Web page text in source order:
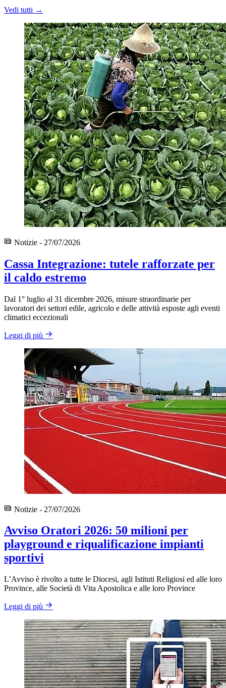
Vedi tutti →
Notizie - 27/07/2026
Cassa Integrazione: tutele rafforzate per
il caldo estremo
Dal 1° luglio al 31 dicembre 2026, misure straordinarie per
lavoratori dei settori edile, agricolo e delle attività esposte agli eventi
climatici eccezionali
Leggi di più
Notizie - 27/07/2026
Avviso Oratori 2026: 50 milioni per
playground e riqualificazione impianti
sportivi
L’Avviso è rivolto a tutte le Diocesi, agli Istituti Religiosi ed alle loro
Province, alle Società di Vita Apostolica e alle loro Province
Leggi di più